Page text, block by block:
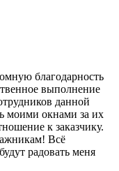
благодарность
выполнение
данной
моими окнами за их
к заказчику.
Всё
радовать меня